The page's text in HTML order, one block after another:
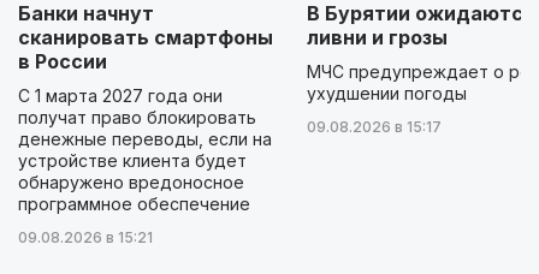
Банки начнут
сканировать смартфоны
в России
С 1 марта 2027 года они
получат право блокировать
денежные переводы, если на
устройстве клиента будет
обнаружено вредоносное
программное обеспечение
09.08.2026 в 15:21
В Бурятии ожидаются
ливни и грозы
МЧС предупреждает о
ухудшении погоды
09.08.2026 в 15:17